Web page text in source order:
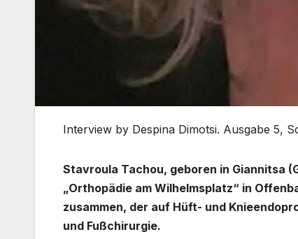
Interview by Despina Dimotsi. Ausgabe 5,
Stavroula Tachou, geboren in Giannitsa
„Orthopädie am Wilhelmsplatz“ in
zusammen, der auf Hüft- und
und Fußchirurgie.